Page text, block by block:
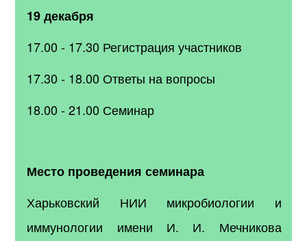
19 декабря
17.00 - 17.30 Регистрация участников
17.30 - 18.00 Ответы на вопросы
18.00 - 21.00 Семинар
Место проведения семинара
Харьковский НИИ микробиологии и
иммунологии имени И. И. Мечникова